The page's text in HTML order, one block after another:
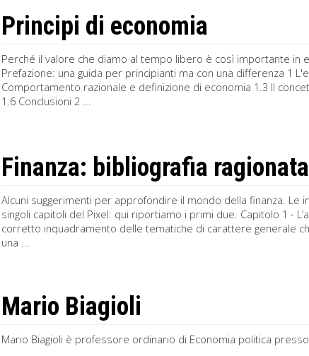
Principi di economia
Perché il valore che diamo al tempo libero è così importante in
Prefazione: una guida per principianti ma con una differenza 1
Comportamento razionale e definizione di economia 1.3 Il
1.6 Conclusioni 2 ...
Finanza: bibliografia ragionata
Alcuni suggerimenti per approfondire il mondo della finanza.
singoli capitoli del Pixel: qui riportiamo i primi due. Capitolo 1 -
corretto inquadramento delle tematiche di carattere generale
una ...
Mario Biagioli
Mario Biagioli è professore ordinario di Economia politica